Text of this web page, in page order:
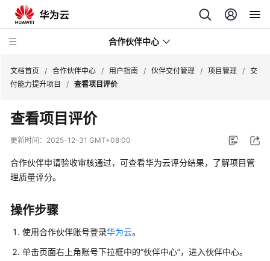
合作伙伴中心
用
户
指
成
合
作
伙
文档首页 / 合作伙伴中心 / 用户指南 / 伙伴交付管理 / 项目管理 / 交
付能力提升项目
/ 查看项目评价
查看项目评价
更新时间： 2025-12-31 GMT+08:00
合作伙伴申请验收审核通过，可查看华为云评分结果，了解项目管
理质量评分。
操作步骤
使用合作伙伴账号登录华为云。
单击页面右上角账号下拉框中的“伙伴中心”，进入伙伴中心。